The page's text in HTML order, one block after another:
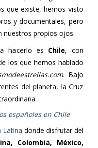
que existe, hemos visto
y documentales, pero
nuestros propios ojos.
hacerlo es Chile, con
los que hemos hablado
. Bajo
del planeta, la Cruz
españoles en Chile
Latina donde disfrutar del
Colombia, México,